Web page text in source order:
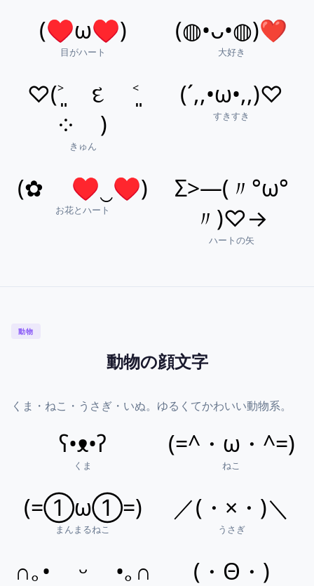
(♥ω♥)
目がハート
(◍•ᴗ•◍)❤
大好き
♡(˃͈ દ ˂͈
༶ )
きゅん
(´,,•ω•,,)♡
すきすき
(✿ ♥‿♥)
お花とハート
Σ>―(〃°ω°
〃)♡→
ハートの矢
動物
動物の顔文字
くま・ねこ・うさぎ・いぬ。ゆるくてかわいい動物系。
ʕ•ᴥ•ʔ
くま
(=^・ω・^=)
ねこ
(=①ω①=)
まんまるねこ
／(・×・)＼
うさぎ
∩｡• ᵕ •｡∩ (・Θ・)